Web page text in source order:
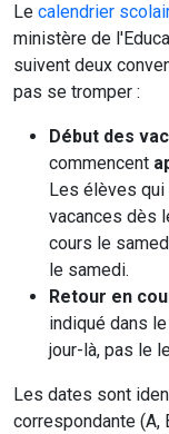
Le calendrier
ministère de
suivent deux
pas se tromper :
Début des
commencent
Les élèves
vacances dès
cours le
le samedi.
Retour en
indiqué dans
jour-là, pas le
Les dates sont
correspondante (A,